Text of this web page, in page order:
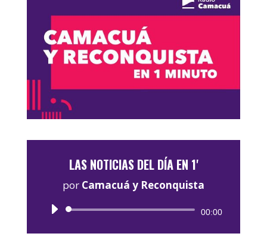
LAS NOTICIAS DEL DÍA EN 1'
por Camacuá y Reconquista
Reproductor
00:00